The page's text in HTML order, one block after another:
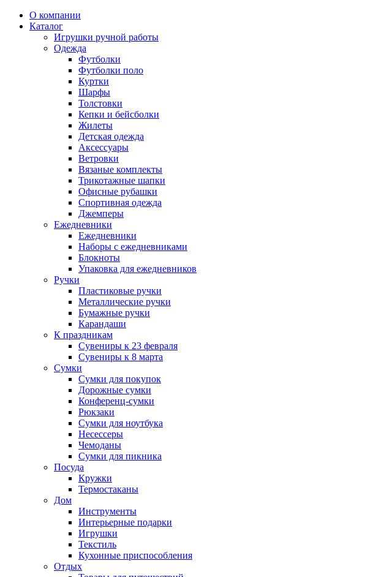
О компании
Каталог
Игрушки ручной работы
Одежда
Футболки
Футболки поло
Куртки
Шарфы
Толстовки
Кепки и бейсболки
Жилеты
Детская одежда
Аксессуары
Ветровки
Вязаные комплекты
Трикотажные шапки
Офисные рубашки
Спортивная одежда
Джемперы
Ежедневники
Ежедневники
Наборы с ежедневниками
Блокноты
Упаковка для ежедневников
Ручки
Пластиковые ручки
Металлические ручки
Бумажные ручки
Карандаши
К праздникам
Сувениры к 23 февраля
Сувениры к 8 марта
Сумки
Сумки для покупок
Дорожные сумки
Конференц-сумки
Рюкзаки
Сумки для ноутбука
Несессеры
Чемоданы
Сумки для пикника
Посуда
Кружки
Термостаканы
Дом
Инструменты
Интерьерные подарки
Игрушки
Текстиль
Кухонные приспособления
Отдых